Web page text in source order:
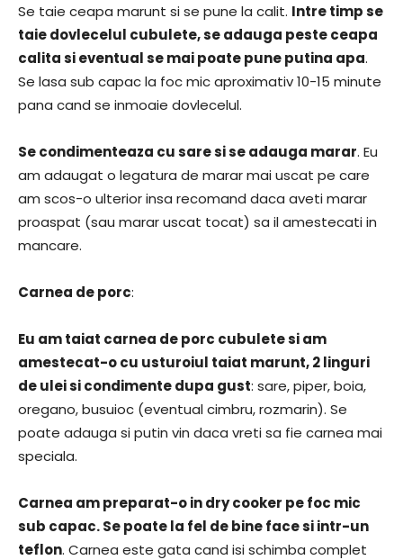
Se taie ceapa marunt si se pune la calit. Intre timp se
taie dovlecelul cubulete, se adauga peste ceapa
calita si eventual se mai poate pune putina apa.
Se lasa sub capac la foc mic aproximativ 10-15 minute
pana cand se inmoaie dovlecelul.
Se condimenteaza cu sare si se adauga marar. Eu
am adaugat o legatura de marar mai uscat pe care
am scos-o ulterior insa recomand daca aveti marar
proaspat (sau marar uscat tocat) sa il amestecati in
mancare.
Carnea de porc:
Eu am taiat carnea de porc cubulete si am
amestecat-o cu usturoiul taiat marunt, 2 linguri
de ulei si condimente dupa gust: sare, piper, boia,
oregano, busuioc (eventual cimbru, rozmarin). Se
poate adauga si putin vin daca vreti sa fie carnea mai
speciala.
Carnea am preparat-o in dry cooker pe foc mic
sub capac. Se poate la fel de bine face si intr-un
teflon. Carnea este gata cand isi schimba complet